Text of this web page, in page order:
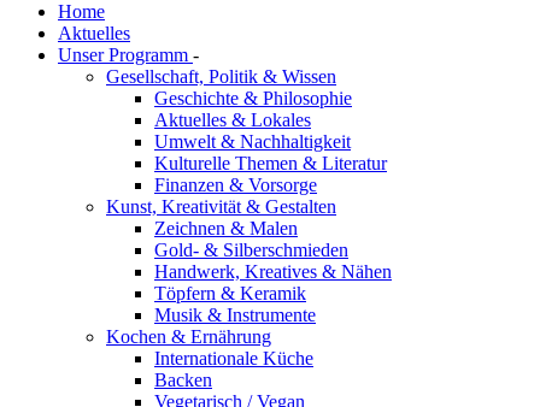
Home
Aktuelles
Unser Programm -
Gesellschaft, Politik & Wissen
Geschichte & Philosophie
Aktuelles & Lokales
Umwelt & Nachhaltigkeit
Kulturelle Themen & Literatur
Finanzen & Vorsorge
Kunst, Kreativität & Gestalten
Zeichnen & Malen
Gold- & Silberschmieden
Handwerk, Kreatives & Nähen
Töpfern & Keramik
Musik & Instrumente
Kochen & Ernährung
Internationale Küche
Backen
Vegetarisch / Vegan